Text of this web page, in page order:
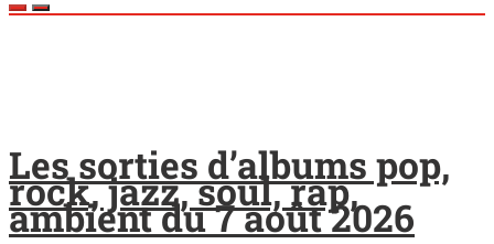
Les sorties d’albums pop,
rock, jazz, soul, rap,
ambient du 7 août 2026